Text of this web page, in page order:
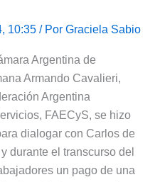
10:35 / Por Graciela Sabio
Argentina de
Armando Cavalieri,
Argentina
FAECyS, se hizo
dialogar con Carlos de
durante el transcurso del
un pago de una